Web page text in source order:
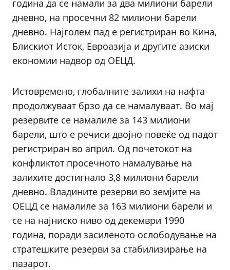
година да се намали за два милиони барели
дневно, на просечни 82 милиони барели
дневно. Најголем пад е регистриран во Кина,
Блискиот Исток, Евроазија и другите азиски
економии надвор од ОЕЦД.
Истовремено, глобалните залихи на нафта
продолжуваат брзо да се намалуваат. Во мај
резервите се намалиле за 143 милиони
барели, што е речиси двојно повеќе од падот
регистриран во април. Од почетокот на
конфликтот просечното намалување на
залихите достигнало 3,8 милиони барели
дневно. Владините резерви во земјите на
ОЕЦД се намалиле за 163 милиони барели и
се на најниско ниво од декември 1990
година, поради засиленото ослободување на
стратешките резерви за стабилизирање на
пазарот.